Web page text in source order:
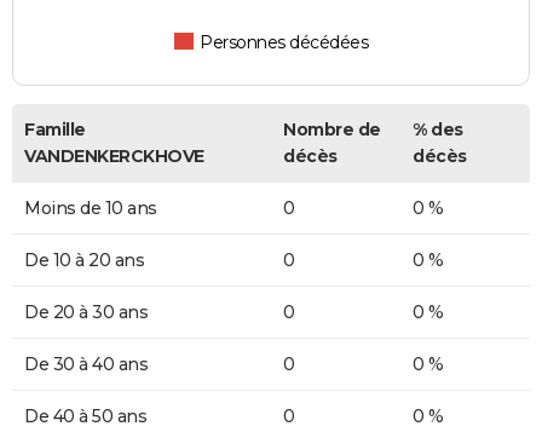
Personnes décédées
Famille
VANDENKERCKHOVE
Nombre de
décès
% des
décès
Moins de 10 ans 0 0 %
De 10 à 20 ans 0 0 %
De 20 à 30 ans 0 0 %
De 30 à 40 ans 0 0 %
De 40 à 50 ans 0 0 %